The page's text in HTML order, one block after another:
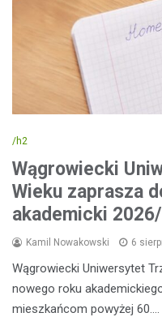
/h2
Wągrowiecki
Wieku zaprasza
akademicki
Kamil Nowakowski 6
Wągrowiecki Uniwersytet
nowego roku
mieszkańcom powyżej 60.…